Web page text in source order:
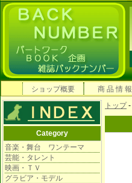
ショップ概要 商 品 情 報
Category
音楽・舞台 ワンテーマ
芸能・タレント
映画・ＴＶ
グラビア・モデル
トップ-